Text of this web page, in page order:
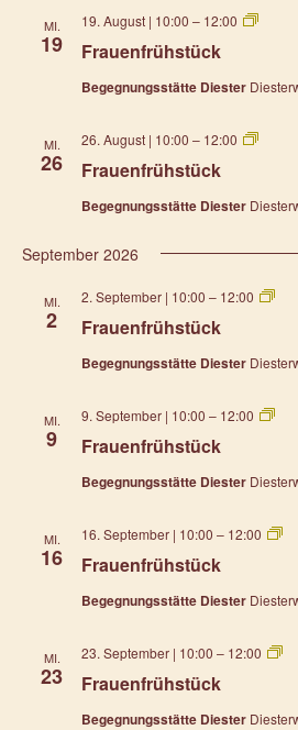
Aktuelles
Kontakt
MI.
19 Frauenfrühstück
19. August | 10:00 – 12:00
Begegnungsstätte Diester
MI.
26 Frauenfrühstück
26. August | 10:00 – 12:00
Begegnungsstätte Diester
September 2026
MI.
2 Frauenfrühstück
2. September | 10:00 – 12:00
Begegnungsstätte Diester
MI.
9 Frauenfrühstück
9. September | 10:00 – 12:00
Begegnungsstätte Diester
MI.
16 Frauenfrühstück
16. September | 10:00 – 12:00
Begegnungsstätte Diester
MI.
23 Frauenfrühstück
23. September | 10:00 – 12:00
Begegnungsstätte Diester